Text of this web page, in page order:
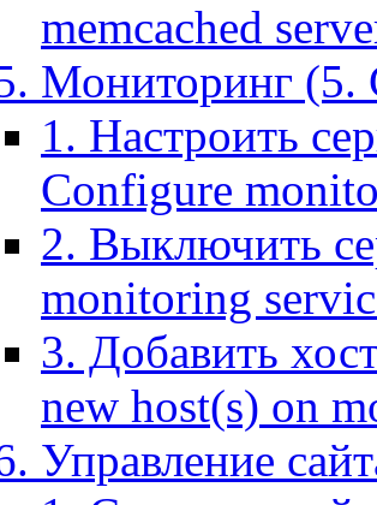
memcached
Мониторинг (5.
1. Настроить
Configure
2. Выключить
monitoring
3. Добавить
new host(s) on
Управление